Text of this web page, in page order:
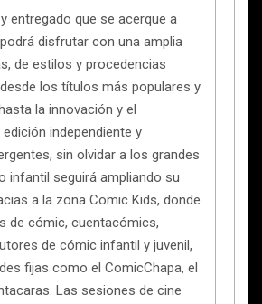
entregado que se acerque a
disfrutar con una amplia
de estilos y procedencias
los títulos más populares y
la innovación y el
independiente y
sin olvidar a los grandes
infantil seguirá ampliando su
a la zona Comic Kids, donde
de cómic, cuentacómics,
de cómic infantil y juvenil,
fijas como el ComicChapa, el
Las sesiones de cine